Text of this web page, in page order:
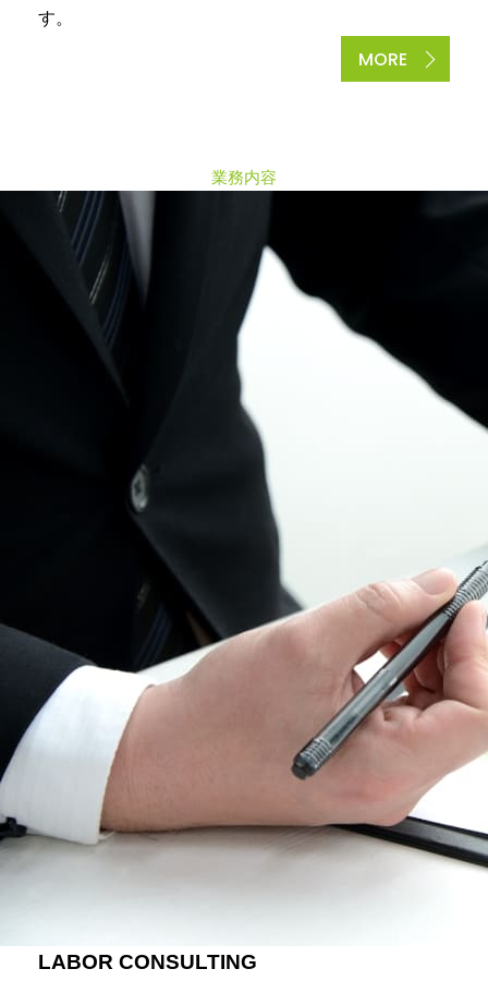
す。
MORE
CONTENTS
業務内容
LABOR CONSULTING